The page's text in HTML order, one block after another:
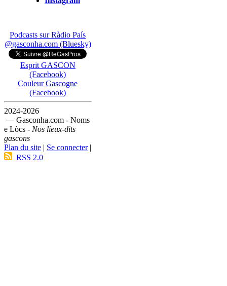
Podcasts sur Ràdio País
@gasconha.com (Bluesky)
Esprit GASCON
(Facebook)
Couleur Gascogne
(Facebook)
2024-2026
— Gasconha.com - Noms
e Lòcs - Nos lieux-dits
gascons
Plan du site | Se connecter|
RSS 2.0